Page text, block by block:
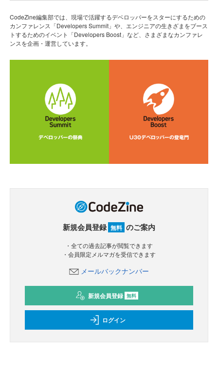
CodeZine編集部では、現場で活躍するデベロッパーをスターにするための
カンファレンス「Developers Summit」や、エンジニアの生きざまをブース
トするためのイベント「Developers Boost」など、さまざまなカンファレ
ンスを企画・運営しています。
新規会員登録 無料 のご案内
・全ての過去記事が閲覧できます
・会員限定メルマガを受信できます
メールバックナンバー
新規会員登録 無料
ログイン